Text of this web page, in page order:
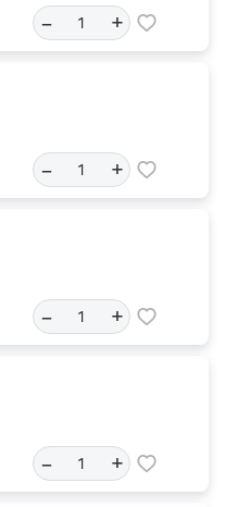
– +
– +
– +
– +